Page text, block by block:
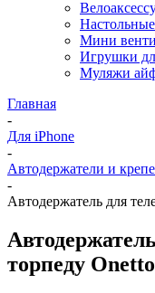
Мини
Игрушки
Муляжи
Главная
-
Для iPhone
-
Автодержатели и
-
Автодержатель для
торпеду